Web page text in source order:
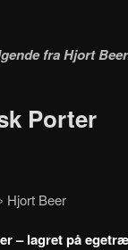
fraHjort
Porter
Hjort Beer
– lagret på